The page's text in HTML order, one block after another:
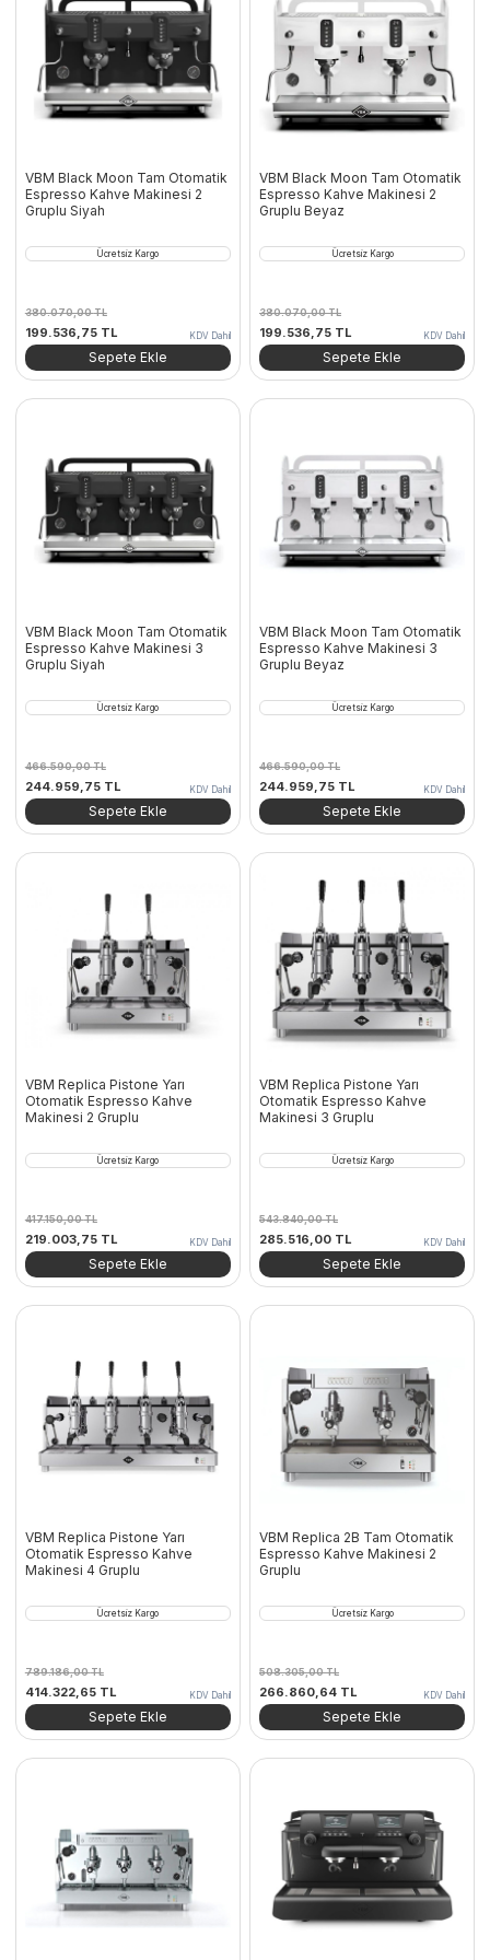
VBM Black Moon Tam Otomatik
Espresso Kahve Makinesi 2
Gruplu Siyah
Ücretsiz Kargo
380.070,00TL
Orijinal
fiyat:
380.070,00 TL.
199.536,75 TLŞu
andaki
fiyat:
KDV Dahil
Sepete Ekle
VBM Black Moon Tam Otomatik
Espresso Kahve Makinesi 2
Gruplu Beyaz
Ücretsiz Kargo
380.070,00TL
Orijinal
fiyat:
380.070,00 TL.
199.536,75 TL
andaki
fiyat:
KDV Dahil
Sepete Ekle
VBM Black Moon Tam Otomatik
Espresso Kahve Makinesi 3
Gruplu Siyah
Ücretsiz Kargo
466.590,00TL
Orijinal
fiyat:
466.590,00 TL.
244.959,75 TL
andaki
fiyat:
KDV Dahil
Sepete Ekle
VBM Black Moon Tam Otomatik
Espresso Kahve Makinesi 3
Gruplu Beyaz
Ücretsiz Kargo
466.590,00TL
Orijinal
fiyat:
466.590,00 TL.
244.959,75 TL
andaki
fiyat:
KDV Dahil
Sepete Ekle
VBM Replica Pistone Yarı
Otomatik Espresso Kahve
Makinesi 2 Gruplu
Ücretsiz Kargo
417.150,00TL
Orijinal
fiyat:
417.150,00 TL.
219.003,75 TLŞu
andaki
fiyat:
KDV Dahil
Sepete Ekle
VBM Replica Pistone Yarı
Otomatik Espresso Kahve
Makinesi 3 Gruplu
Ücretsiz Kargo
543.840,00TL
Orijinal
fiyat:
543.840,00 TL.
285.516,00 TL
andaki
fiyat:
KDV Dahil
Sepete Ekle
VBM Replica Pistone Yarı
Otomatik Espresso Kahve
Makinesi 4 Gruplu
Ücretsiz Kargo
789.186,00TL
Orijinal
fiyat:
789.186,00 TL.
414.322,65 TLŞu
andaki
fiyat:
KDV Dahil
Sepete Ekle
VBM Replica 2B Tam Otomatik
Espresso Kahve Makinesi 2
Gruplu
Ücretsiz Kargo
508.305,00TL
Orijinal
fiyat:
508.305,00 TL.
266.860,64 TL
andaki
fiyat:
KDV Dahil
Sepete Ekle